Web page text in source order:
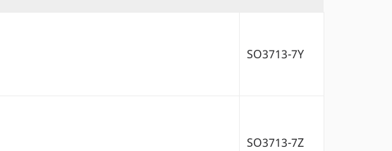
SO3713-7Y
SO3713-7Z